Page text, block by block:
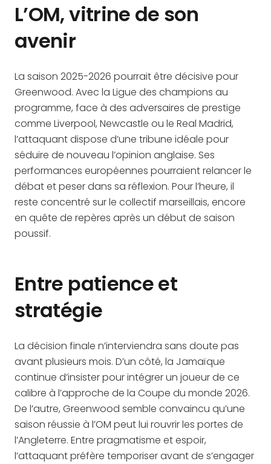
L’OM, vitrine de son
avenir
La saison 2025-2026 pourrait être décisive pour
Greenwood. Avec la Ligue des champions au
programme, face à des adversaires de prestige
comme Liverpool, Newcastle ou le Real Madrid,
l’attaquant dispose d’une tribune idéale pour
séduire de nouveau l’opinion anglaise. Ses
performances européennes pourraient relancer le
débat et peser dans sa réflexion. Pour l’heure, il
reste concentré sur le collectif marseillais, encore
en quête de repères après un début de saison
poussif.
Entre patience et
stratégie
La décision finale n’interviendra sans doute pas
avant plusieurs mois. D’un côté, la Jamaïque
continue d’insister pour intégrer un joueur de ce
calibre à l’approche de la Coupe du monde 2026.
De l’autre, Greenwood semble convaincu qu’une
saison réussie à l’OM peut lui rouvrir les portes de
l’Angleterre. Entre pragmatisme et espoir,
l’attaquant préfère temporiser avant de s’engager